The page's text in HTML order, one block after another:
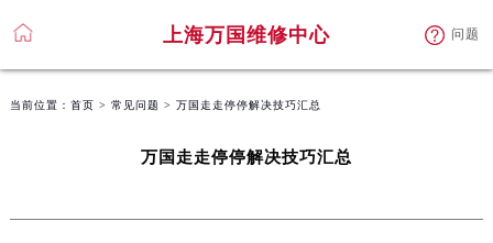
上海万国维修中心 问题
当前位置： 首页 > 常见问题 > 万国走走停停解决技巧汇总
万国走走停停解决技巧汇总